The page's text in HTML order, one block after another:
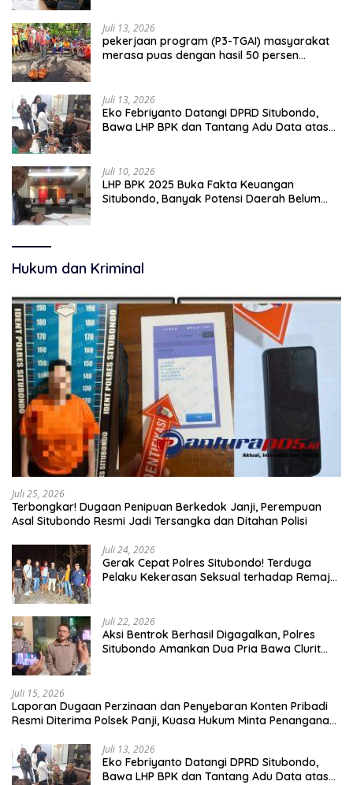
Juli 13, 2026
pekerjaan program (P3-TGAI) masyarakat
merasa puas dengan hasil 50 persen
Juli 13, 2026
Eko Febriyanto Datangi DPRD Situbondo,
Bawa LHP BPK dan Tantang Adu Data atas
Juli 10, 2026
LHP BPK 2025 Buka Fakta Keuangan
Situbondo, Banyak Potensi Daerah Belum
Hukum dan Kriminal
Juli 25, 2026
Terbongkar! Dugaan Penipuan Berkedok Janji, Perempuan
Asal Situbondo Resmi Jadi Tersangka dan Ditahan Polisi
Juli 24, 2026
Gerak Cepat Polres Situbondo! Terduga
Pelaku Kekerasan Seksual terhadap Remaja
Juli 22, 2026
Aksi Bentrok Berhasil Digagalkan, Polres
Situbondo Amankan Dua Pria Bawa Clurit
Juli 15, 2026
Laporan Dugaan Perzinaan dan Penyebaran Konten Pribadi
Resmi Diterima Polsek Panji, Kuasa Hukum Minta Penanganan
Juli 13, 2026
Eko Febriyanto Datangi DPRD Situbondo,
Bawa LHP BPK dan Tantang Adu Data atas